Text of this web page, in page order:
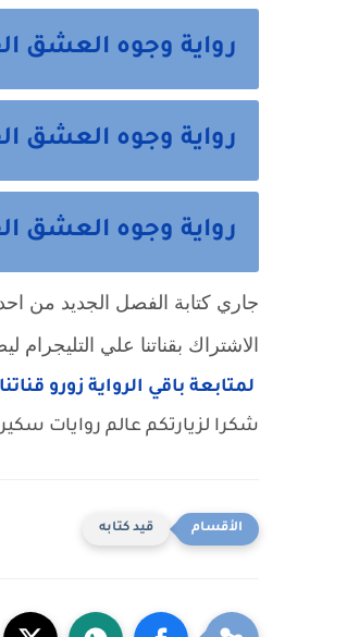
رواية وجوه العشق
رواية وجوه العشق
رواية وجوه العشق
جاري كتابة الفصل الجديد من
الاشتراك بقناتنا علي
لمتابعة باقي الرواية زورو
شكرا لزيارتكم عالم روايات
قيد كتابه